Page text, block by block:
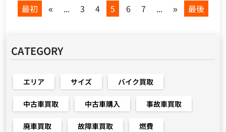
最初 « ... 3 4 5 6 7 ... » 最後
CATEGORY
エリア サイズ バイク買取
中古車買取 中古車購入 事故車買取
廃車買取 故障車買取 燃費